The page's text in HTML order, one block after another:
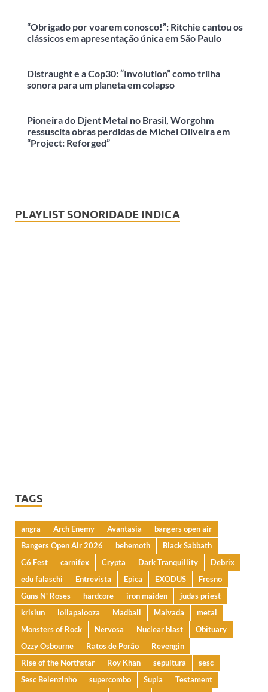
“Obrigado por voarem conosco!”: Ritchie cantou os
clássicos em apresentação única em São Paulo
Distraught e a Cop30: “Involution” como trilha
sonora para um planeta em colapso
Pioneira do Djent Metal no Brasil, Worgohm
ressuscita obras perdidas de Michel Oliveira em
“Project: Reforged”
PLAYLIST SONORIDADE INDICA
TAGS
angra Arch Enemy Avantasia
bangers open air
Bangers Open Air 2026
behemoth
Black Sabbath
C6 Fest
carnifex Crypta Dark Tranquillity
Debrix
edu falaschi
Entrevista Epica EXODUS
Fresno
Guns N' Roses
hardcore iron maiden
judas priest
krisiun
lollapalooza Madball Malvada
metal
Monsters of Rock
Nervosa Nuclear blast
Obituary
Ozzy Osbourne
Ratos de Porão
Revengin
Rise of the Northstar
Roy Khan sepultura
sesc
Sesc Belenzinho
supercombo Supla
Testament